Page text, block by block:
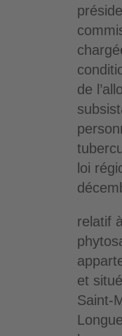
de
loi
relatif
et
Saint-